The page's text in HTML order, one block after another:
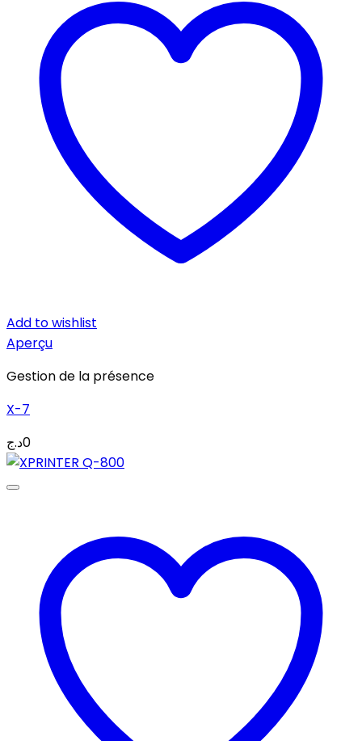
Add to wishlist
Aperçu
Gestion de la présence
X-7
0د.ج